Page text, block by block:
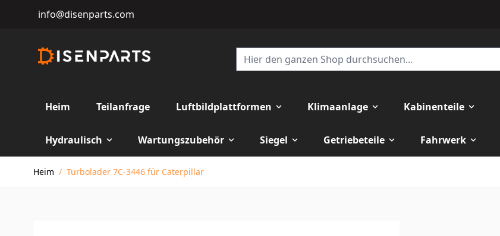
info@disenparts.com
Heim Teilanfrage Luftbildplattformen Klimaanlage Kabinenteile
Hydraulisch Wartungszubehör Siegel Getriebeteile Fahrwerk
Heim / Turbolader 7C-3446 für Caterpillar